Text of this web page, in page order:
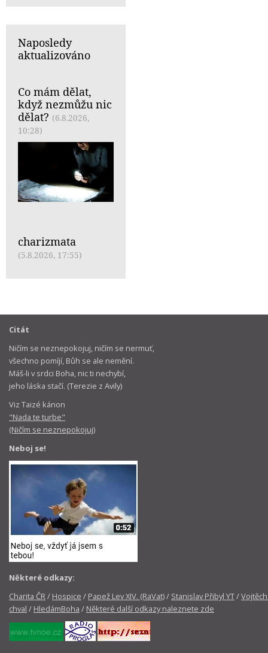
Naposledy
aktualizováno
Co mám dělat,
když nezmůžu nic
dělat? (6.8.2026,
10:28)
charizmata
(5.8.2026, 17:55)
Citát
Ničím se neznepokojuj, ničím se nermuť,
všechno pomíjí, Bůh se ale nemění.
Máš-li v srdci Boha, nic ti nechybí,
jeho láska stačí. (Terezie z Avily)
Viz Taizé kánon
"Nada te turbe"
(Ničím se neznepokojuj)
Neboj se!
Některé odkazy:
Charita ČR/ Hospice / Papež Lev XIV. (RaVat)/ Stanislav Přibyl YT/
chval / HledámBoha / Některé další odkazy naleznete zde